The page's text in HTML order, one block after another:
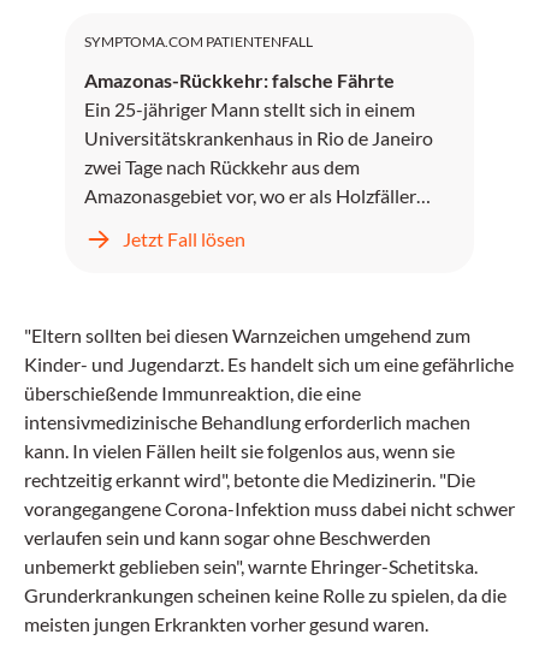
SYMPTOMA.COM PATIENTENFALL
Amazonas-Rückkehr: falsche Fährte
Ein 25-jähriger Mann stellt sich in einem
Universitätskrankenhaus in Rio de Janeiro
zwei Tage nach Rückkehr aus dem
Amazonasgebiet vor, wo er als Holzfäller
gearbeitet hat.
Jetzt Fall lösen
"Eltern sollten bei diesen Warnzeichen umgehend zum
Kinder- und Jugendarzt. Es handelt sich um eine gefährliche
überschießende Immunreaktion, die eine
intensivmedizinische Behandlung erforderlich machen
kann. In vielen Fällen heilt sie folgenlos aus, wenn sie
rechtzeitig erkannt wird", betonte die Medizinerin. "Die
vorangegangene Corona-Infektion muss dabei nicht schwer
verlaufen sein und kann sogar ohne Beschwerden
unbemerkt geblieben sein", warnte Ehringer-Schetitska.
Grunderkrankungen scheinen keine Rolle zu spielen, da die
meisten jungen Erkrankten vorher gesund waren.